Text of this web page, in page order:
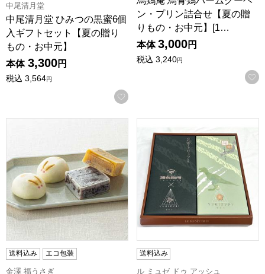
中尾清月堂
中尾清月堂 ひみつの黒蜜6個
入ギフトセット【夏の贈り
もの・お中元】
本体 3,300円
税込 3,564円
お気に入りに登録する
ン・プリン詰合せ【夏の贈
りもの・お中元】[1…
本体 3,000円
税込 3,240円
送料込み エコ包装
金澤 福うさぎ
送料込み
ル ミュゼ ドゥ アッシュ